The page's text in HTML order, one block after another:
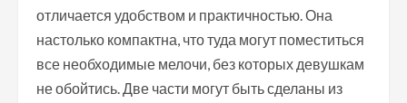
отличается удобством и практичностью. Она
настолько компактна, что туда могут поместиться
все необходимые мелочи, без которых девушкам
не обойтись. Две части могут быть сделаны из